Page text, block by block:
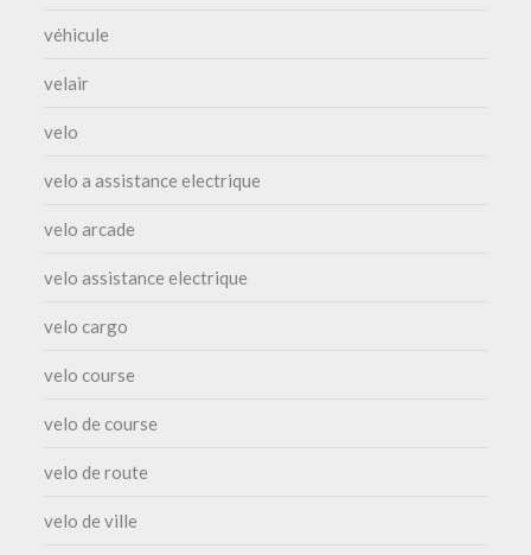
véhicule
velair
velo
velo a assistance electrique
velo arcade
velo assistance electrique
velo cargo
velo course
velo de course
velo de route
velo de ville